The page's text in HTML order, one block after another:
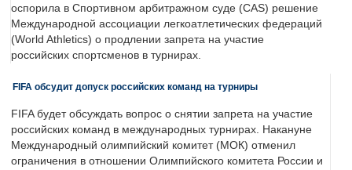
оспорила в Спортивном арбитражном суде (CAS) решение
Международной ассоциации легкоатлетических федераций
(World Athletics) о продлении запрета на участие
российских спортсменов в турнирах.
FIFA обсудит допуск российских команд на турниры
FIFA будет обсуждать вопрос о снятии запрета на участие
российских команд в международных турнирах. Накануне
Международный олимпийский комитет (МОК) отменил
ограничения в отношении Олимпийского комитета России и